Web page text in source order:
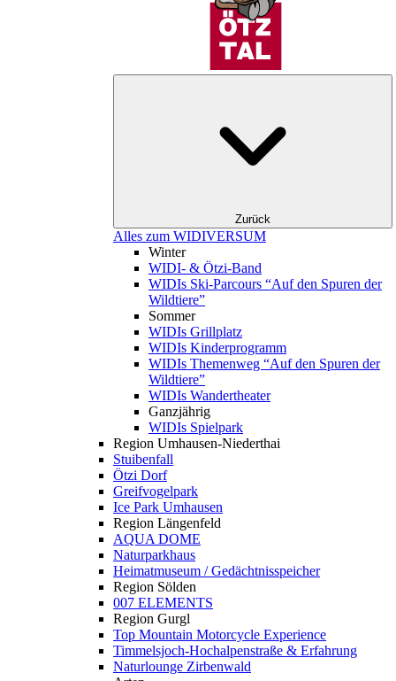
Zurück
Alles zum WIDIVERSUM
Winter
WIDI- & Ötzi-Band
WIDIs Ski-Parcours “Auf den Spuren der
Wildtiere”
Sommer
WIDIs Grillplatz
WIDIs Kinderprogramm
WIDIs Themenweg “Auf den Spuren der
Wildtiere”
WIDIs Wandertheater
Ganzjährig
WIDIs Spielpark
Region Umhausen-Niederthai
Stuibenfall
Ötzi Dorf
Greifvogelpark
Ice Park Umhausen
Region Längenfeld
AQUA DOME
Naturparkhaus
Heimatmuseum / Gedächtnisspeicher
Region Sölden
007 ELEMENTS
Region Gurgl
Top Mountain Motorcycle Experience
Timmelsjoch-Hochalpenstraße & Erfahrung
Naturlounge Zirbenwald